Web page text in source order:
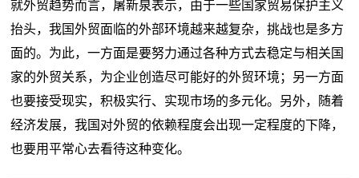
就外贸趋势而言，屠新泉表示，由于一些国家贸易保护主义
抬头，我国外贸面临的外部环境越来越复杂，挑战也是多方
面的。为此，一方面是要努力通过各种方式去稳定与相关国
家的外贸关系，为企业创造尽可能好的外贸环境；另一方面
也要接受现实，积极实行、实现市场的多元化。另外，随着
经济发展，我国对外贸的依赖程度会出现一定程度的下降，
也要用平常心去看待这种变化。